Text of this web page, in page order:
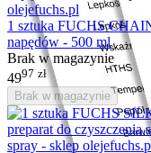
1 sztuka FUCHS
napędów - 500 ml
Brak w magazynie
4997 zł
Brak w magazynie